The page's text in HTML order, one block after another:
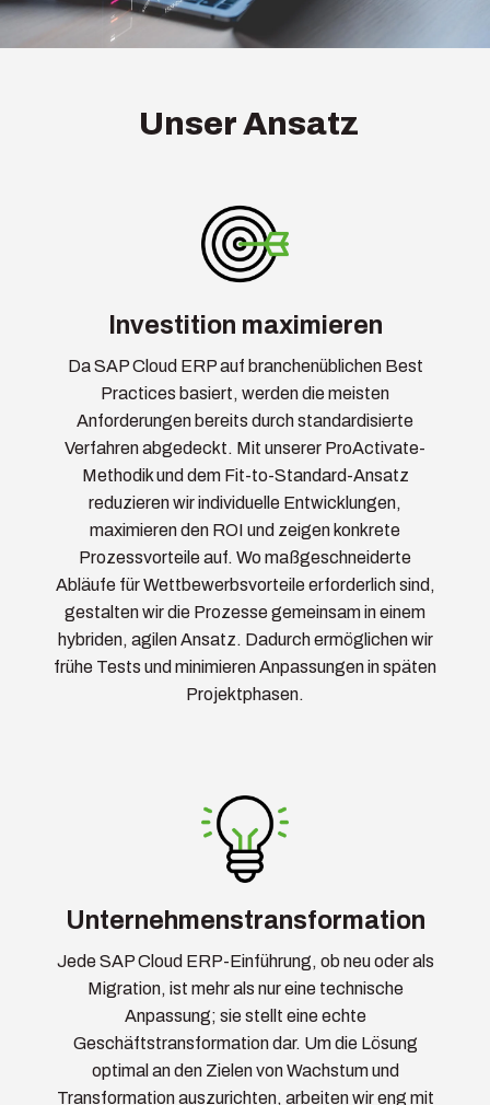
Unser Ansatz
Investition maximieren
Da SAP Cloud ERP auf branchenüblichen Best
Practices basiert, werden die meisten
Anforderungen bereits durch standardisierte
Verfahren abgedeckt. Mit unserer ProActivate-
Methodik und dem Fit-to-Standard-Ansatz
reduzieren wir individuelle Entwicklungen,
maximieren den ROI und zeigen konkrete
Prozessvorteile auf. Wo maßgeschneiderte
Abläufe für Wettbewerbsvorteile erforderlich sind,
gestalten wir die Prozesse gemeinsam in einem
hybriden, agilen Ansatz. Dadurch ermöglichen wir
frühe Tests und minimieren Anpassungen in späten
Projektphasen.
Unternehmens­transformation
Jede SAP Cloud ERP-Einführung, ob neu oder als
Migration, ist mehr als nur eine technische
Anpassung; sie stellt eine echte
Geschäftstransformation dar. Um die Lösung
optimal an den Zielen von Wachstum und
Transformation auszurichten, arbeiten wir eng mit